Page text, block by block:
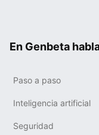
En Genbeta
Paso a paso
Inteligencia artificial
Seguridad